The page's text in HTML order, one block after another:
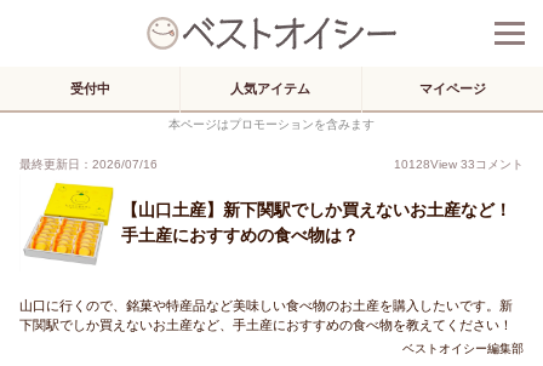
受付中 人気アイテム マイページ
本ページはプロモーションを含みます
最終更新日：2026/07/16 10128View 33コメント
【山口土産】新下関駅でしか買えないお土産など！
手土産におすすめの食べ物は？
山口に行くので、銘菓や特産品など美味しい食べ物のお土産を購入したいです。新
下関駅でしか買えないお土産など、手土産におすすめの食べ物を教えてください！
ベストオイシー編集部